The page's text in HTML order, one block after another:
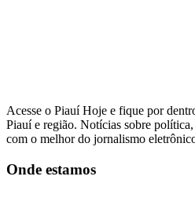
Acesse o Piauí Hoje e fique por
Piauí e região. Notícias sobre
com o melhor do jornalismo
Onde estamos